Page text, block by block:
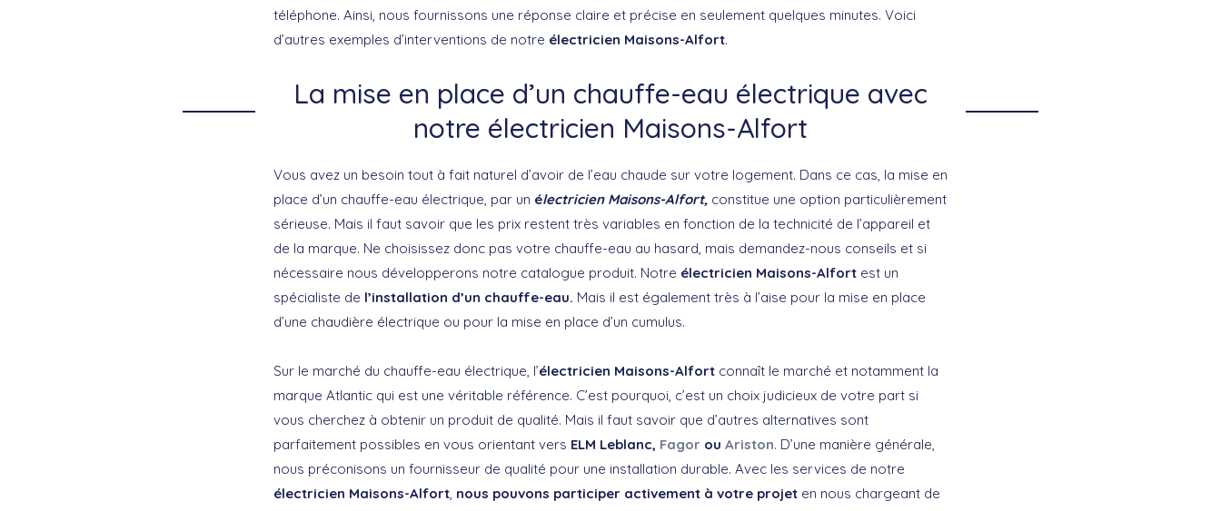
téléphone. Ainsi, nous fournissons une réponse claire et précise en seulement quelques minutes. Voici
d’autres exemples d’interventions de notre électricien Maisons-Alfort.
La mise en place d’un chauffe-eau électrique avec
notre électricien Maisons-Alfort
Vous avez un besoin tout à fait naturel d’avoir de l’eau chaude sur votre logement. Dans ce cas, la mise en
place d’un chauffe-eau électrique, par un électricien Maisons-Alfort, constitue une option particulièrement
sérieuse. Mais il faut savoir que les prix restent très variables en fonction de la technicité de l’appareil et
de la marque. Ne choisissez donc pas votre chauffe-eau au hasard, mais demandez-nous conseils et si
nécessaire nous développerons notre catalogue produit. Notre électricien Maisons-Alfort est un
spécialiste de l’installation d’un chauffe-eau. Mais il est également très à l’aise pour la mise en place
d’une chaudière électrique ou pour la mise en place d’un cumulus.
Sur le marché du chauffe-eau électrique, l’électricien Maisons-Alfort connaît le marché et notamment la
marque Atlantic qui est une véritable référence. C’est pourquoi, c’est un choix judicieux de votre part si
vous cherchez à obtenir un produit de qualité. Mais il faut savoir que d’autres alternatives sont
parfaitement possibles en vous orientant vers ELM Leblanc, Fagor ou Ariston. D’une manière générale,
nous préconisons un fournisseur de qualité pour une installation durable. Avec les services de notre
électricien Maisons-Alfort, nous pouvons participer activement à votre projet en nous chargeant de